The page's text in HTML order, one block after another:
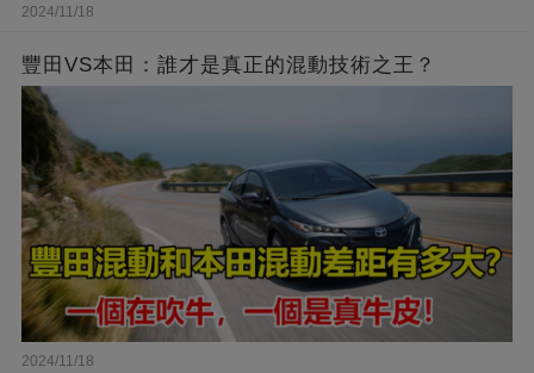
2024/11/18
豐田VS本田：誰才是真正的混動技術之王？
2024/11/18